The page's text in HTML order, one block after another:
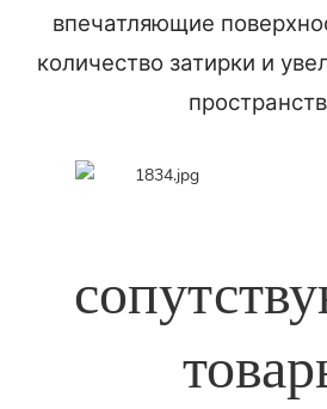
впечатляющие
количество затирки и